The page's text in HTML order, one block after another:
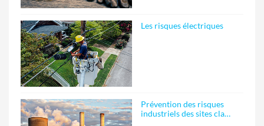
Les risques électriques
Prévention des risques
industriels des sites cla…